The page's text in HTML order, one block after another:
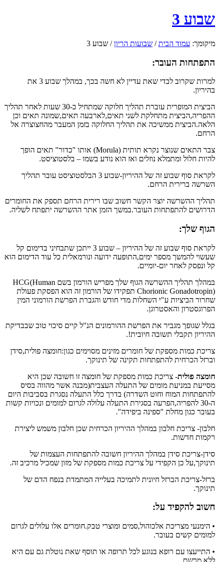
שבוע 3
מיקומך: עמוד הבית / שבועות הריון / שבוע 3
התפתחות העובר:
למרות שקרוב לבדי שאת עדיין לא חשה בכך, במהלך שבוע 3 את
בהיריון.
הביצית המופרית עוברת תהליך חלוקה שמתחיל כ-30 שעות לאחר תהליך
ההפריה,הביצית מתחלקת לשני תאים,לארבעה תאים,שמונה תאים וכן
הלאה.הביצית ממשיכה את תהליך החלוקה בזמן המעבר מהחצוצרה אל
הרחם.
צבר התאים שנוצר נקרא תותית (Morula) אותו "כדור" תאים הופך
להיות חלול ומתמלא נוזלים ואז הוא נודע בשמו – בלסטוציסט.
לקראת סוף שבוע זה של ההיריון-שבוע 3 הבלסטוציסט עובר תהליך
השרשה ברירית הרחם.
תהליך ההשרשה יוצר הקשר חשוב שבו רירית הרחם תספק את החומרים
הדרושים להתפתחות העובר.במשך הזמן אתר ההשרשה יתפתח לשליה.
הגוף שלך:
לקראת סוף שבוע זה של ההיריון – שבוע 3 ייתכן שתבחיני בדימום קל
שעשוי להמשך מספר ימים,התופעה ידועה ונורמאלית כל עוד הדימום הוא
קל ונפסק לאחר יום-יומיים.
במהלך תהליך ההשרשה הגוף שלך מפריש הורמון בשם HCG(Human
Chorionic Gonadotropin) תפקידו של הורמון זה הוא הפסקת פעולת
שחרור הביציות ע"י השחלות מדי חודש והגברת הפרשת הורמוני המין
הפרוגסטרון והאסטרוגן.
בגלל שגופך מגביר את הפרשת ההורמונים הנ"ל קיים סיכוי טוב שבבדיקת
ההיריון תקבלי תשובה חיובית!.
צריכת כמות מספקת של חומרים מזינים מסוימים כגון:חומצה פולית,סידן
וברזל הכרחית להתפתחות תקינה של תינוקך.
חומצה פולית- צריכת כמות מספקת של חומצה זו חשובה שכן היא
מסייעת במניעת מומים של התעלה העצבית(מבנה אשר מהווה בסיס
להתפתחות המוח וחוט השדרה) בדרך כלל התעלה נסגרת בסביבות היום
ה-30 להפריה,הפרעה בסגירת התעלה עלולה לגרום למומים ונכויות קשות
בעובר כגון מחלת "ספינה ביפידה".
חלבון- צריכת חלבון במהלך ההיריון הכרחית שכן חלבון משמש ליצירת
רקמות חדשות.
סידן-צריכת סידן במהלך ההיריון חשובה להתפתחות העצמות של
תינוקך,על כן הקפידי על צריכת כמות מספקת של מזון שמכיל מרכיב זה.
ברזל-צריכת הברזל חיונית לתמיכה בעלייה המתמדת בנפח הדם של
תינוקך.
חשוב להקפיד על:
• הימנעי מצריכת אלכוהול,סמים ומוצרי טבק.חומרים אלו עלולים לגרום
למומים קשים בעובר.
• התייעצו עם רופא בנוגע לכל תרופה או תוסף שאת נוטלת גם עם היא